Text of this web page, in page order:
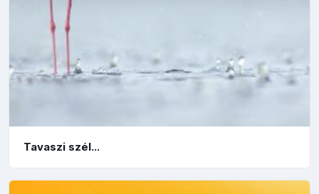
Tavaszi szél...